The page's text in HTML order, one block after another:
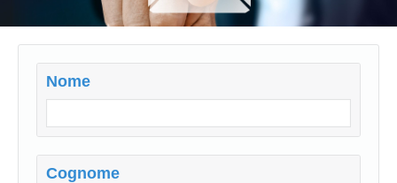
Nome
Cognome